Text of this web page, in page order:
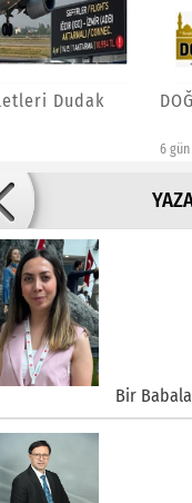
Bu Şehrin
Bir